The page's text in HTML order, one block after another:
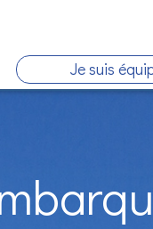
Je suis